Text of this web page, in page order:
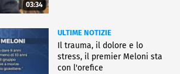
03:34
ULTIME NOTIZIE
Il trauma, il dolore e lo
stress, il premier Meloni sta
con l'orefice